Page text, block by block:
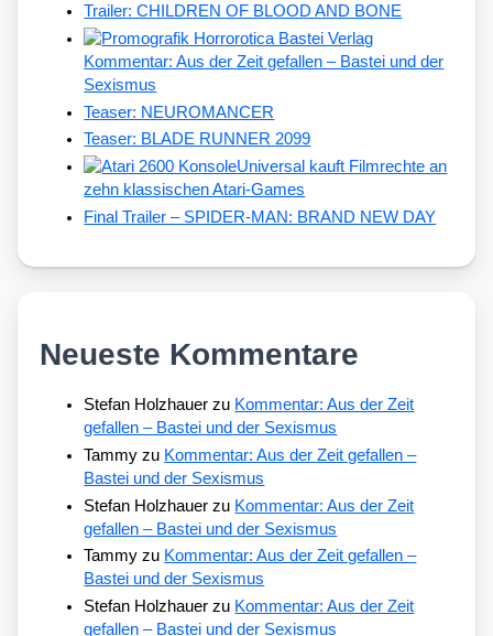
Trailer: CHILDREN OF BLOOD AND BONE
Kommentar: Aus der Zeit gefallen – Bastei und der
Sexismus
Teaser: NEUROMANCER
Teaser: BLADE RUNNER 2099
Universal kauft Filmrechte an
zehn klassischen Atari-Games
Final Trailer – SPIDER-MAN: BRAND NEW DAY
Neueste Kommentare
Stefan Holzhauer zu Kommentar: Aus der Zeit
gefallen – Bastei und der Sexismus
Tammy zu Kommentar: Aus der Zeit gefallen –
Bastei und der Sexismus
Stefan Holzhauer zu Kommentar: Aus der Zeit
gefallen – Bastei und der Sexismus
Tammy zu Kommentar: Aus der Zeit gefallen –
Bastei und der Sexismus
Stefan Holzhauer zu Kommentar: Aus der Zeit
gefallen – Bastei und der Sexismus